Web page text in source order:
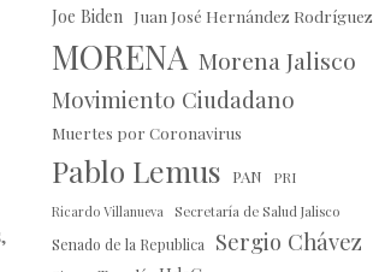
Joe Biden Juan José Hernández Rodríguez
MORENA Morena Jalisco
Movimiento Ciudadano
Muertes por Coronavirus
Pablo Lemus PAN PRI
Ricardo Villanueva Secretaría de Salud Jalisco
Senado de la Republica Sergio Chávez